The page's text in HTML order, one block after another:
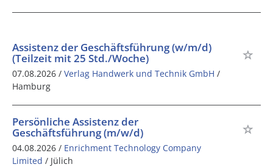
Assistenz der Geschäftsführung (w/m/d)
(Teilzeit mit 25 Std./Woche)
07.08.2026 / Verlag Handwerk und Technik GmbH /
Hamburg
Persönliche Assistenz der
Geschäftsführung (m/w/d)
04.08.2026 / Enrichment Technology Company
Limited / Jülich